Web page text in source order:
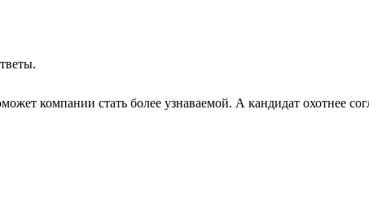
компании стать более узнаваемой. А кандидат охотнее